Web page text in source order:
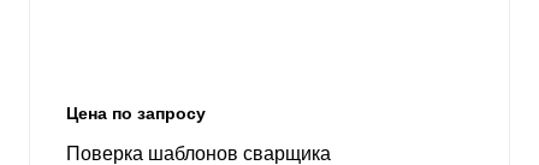
Цена по запросу
Поверка шаблонов сварщика